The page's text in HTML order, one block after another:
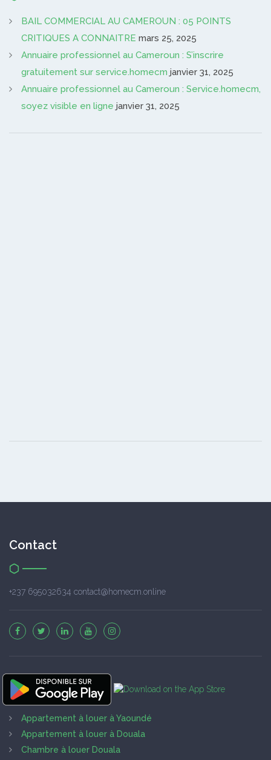
BAIL COMMERCIAL AU CAMEROUN : 05 POINTS
CRITIQUES A CONNAITRE mars 25, 2025
Annuaire professionnel au Cameroun : S’inscrire
gratuitement sur service.homecm janvier 31, 2025
Annuaire professionnel au Cameroun : Service.homecm,
soyez visible en ligne janvier 31, 2025
Contact
+237 695032634 contact@homecm.online
Appartement à louer à Yaoundé
Appartement à louer à Douala
Chambre à louer Douala